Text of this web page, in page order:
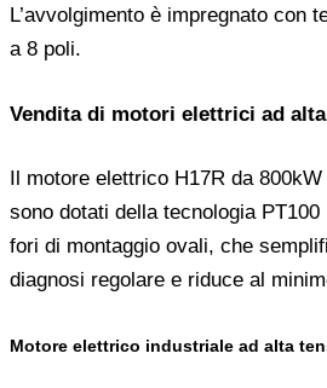
L’avvolgimento è impregnato
a 8 poli.
Vendita di motori elettrici ad
Il motore elettrico H17R da
sono dotati della tecnologia
fori di montaggio ovali, che
diagnosi regolare e riduce al
Motore elettrico industriale ad alta